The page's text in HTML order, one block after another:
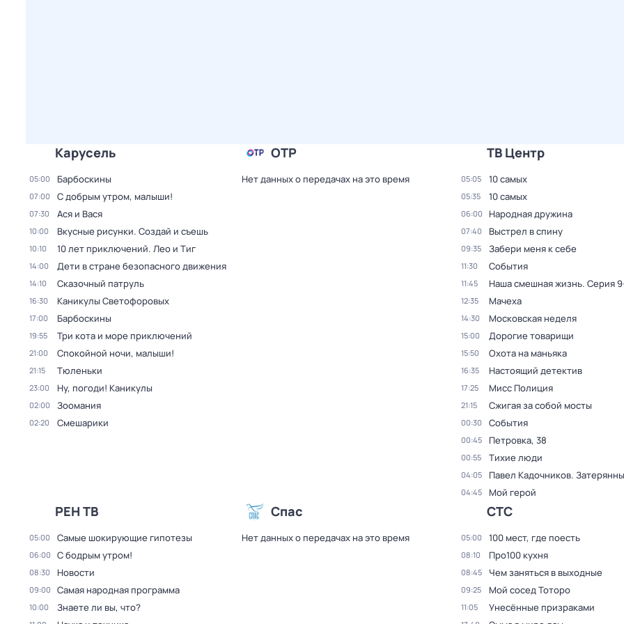
Карусель
05:00 Барбоскины
07:00 С добрым утром, малыши!
07:30 Ася и Вася
10:00 Вкусные рисунки. Создай и съешь
10:10 10 лет приключений. Лео и Тиг
14:00 Дети в стране безопасного движения
14:10 Сказочный патруль
16:30 Каникулы Светофоровых
17:00 Барбоскины
19:55 Три кота и море приключений
21:00 Спокойной ночи, малыши!
21:15 Тюленьки
23:00 Ну, погоди! Каникулы
02:00 Зоомания
02:20 Смешарики
ОТР
Нет данных о передачах на это время
ТВ Центр
05:05 10 самых
05:35 10 самых
06:00 Народная дружина
07:40 Выстрел в спину
09:35 Забери меня к себе
11:30 События
11:45 Наша смешная жизнь. Серия
12:35 Мачеха
14:30 Московская неделя
15:00 Дорогие товарищи
15:50 Охота на маньяка
16:35 Настоящий детектив
17:25 Мисс Полиция
21:15 Сжигая за собой мосты
00:30 События
00:45 Петровка, 38
00:55 Тихие люди
04:05 Павел Кадочников.
04:45 Мой герой
РЕН ТВ
05:00 Самые шoкиpующие гипотезы
06:00 С бодрым утром!
08:30 Новости
09:00 Самая народная программа
10:00 Знаете ли вы, что?
Спас
Нет данных о передачах на это время
СТС
05:00 100 мест, где поесть
08:10 Про100 кухня
08:45 Чем заняться в выходные
09:25 Мой сосед Тоторо
11:05 Унесённые призраками